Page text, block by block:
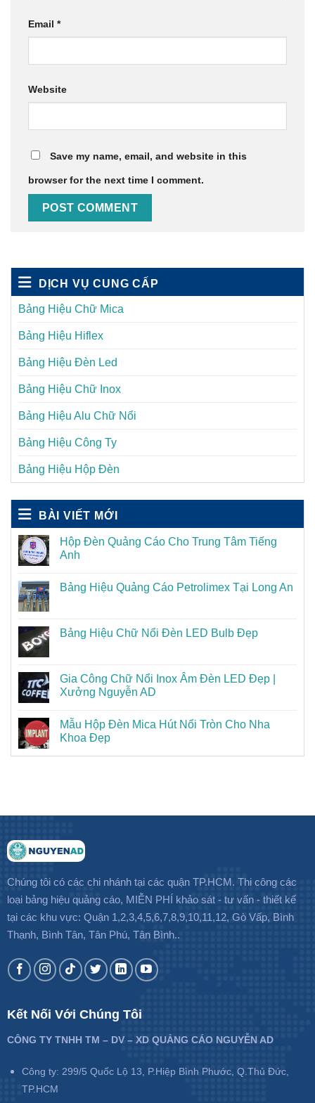
Email *
Website
Save my name, email, and website in this
browser for the next time I comment.
DỊCH VỤ CUNG CẤP
Bảng Hiệu Chữ Mica
Bảng Hiệu Hiflex
Bảng Hiệu Đèn Led
Bảng Hiệu Chữ Inox
Bảng Hiệu Alu Chữ Nổi
Bảng Hiệu Công Ty
Bảng Hiệu Hộp Đèn
BÀI VIẾT MỚI
Hộp Đèn Quảng Cáo Cho Trung Tâm Tiếng
Anh
Bảng Hiệu Quảng Cáo Petrolimex Tại Long An
Bảng Hiệu Chữ Nổi Đèn LED Bulb Đẹp
Gia Công Chữ Nổi Inox Âm Đèn LED Đẹp |
Xưởng Nguyễn AD
Mẫu Hộp Đèn Mica Hút Nổi Tròn Cho Nha
Khoa Đẹp
Chúng tôi có các chi nhánh tại các quận TP.HCM. Thi công các
loại bảng hiệu quảng cáo, MIỄN PHÍ khảo sát - tư vấn - thiết kế
tại các khu vực: Quận 1,2,3,4,5,6,7,8,9,10,11,12, Gò Vấp, Bình
Thạnh, Bình Tân, Tân Phú, Tân Bình..
Kết Nối Với Chúng Tôi
CÔNG TY TNHH TM – DV – XD QUẢNG CÁO NGUYỄN AD
Công ty: 299/5 Quốc Lộ 13, P.Hiệp Bình Phước, Q.Thủ Đức,
TP.HCM